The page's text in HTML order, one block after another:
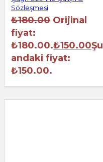
Sözleşmesi
₺180.00 Orijinal
fiyat:
₺180.00.₺150.00Şu
andaki fiyat:
₺150.00.